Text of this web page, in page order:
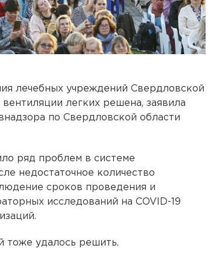
лечебных учреждений Свердловской
легких решена, заявила
по Свердловской области
ряд проблем в системе
недостаточное количество
сроков проведения и
исследований на COVID-19
тоже удалось решить.